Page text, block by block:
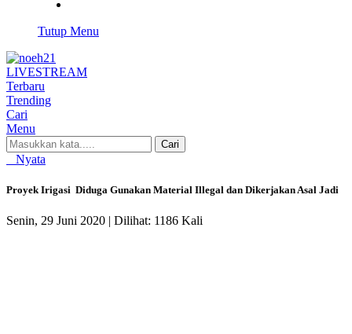
Tutup Menu
LIVESTREAM
Terbaru
Trending
Cari
Menu
Cari
Nyata
Proyek Irigasi Diduga Gunakan Material Illegal dan Dikerjakan Asal Jadi
Senin, 29 Juni 2020 | Dilihat: 1186 Kali